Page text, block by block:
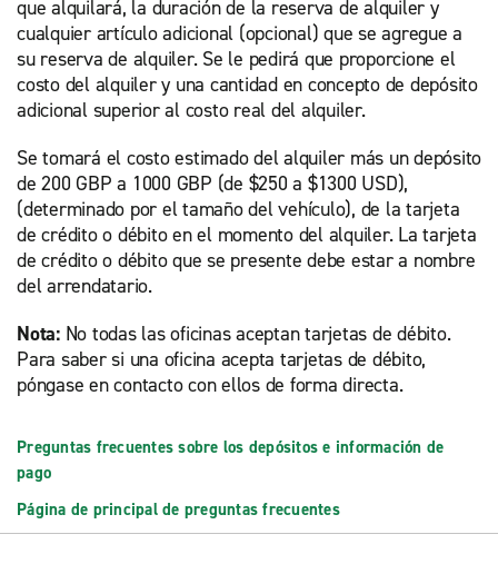
que alquilará, la duración de la reserva de alquiler y
cualquier artículo adicional (opcional) que se agregue a
su reserva de alquiler. Se le pedirá que proporcione el
costo del alquiler y una cantidad en concepto de depósito
adicional superior al costo real del alquiler.
Se tomará el costo estimado del alquiler más un depósito
de 200 GBP a 1000 GBP (de $250 a $1300 USD),
(determinado por el tamaño del vehículo), de la tarjeta
de crédito o débito en el momento del alquiler. La tarjeta
de crédito o débito que se presente debe estar a nombre
del arrendatario.
Nota:No todas las oficinas aceptan tarjetas de débito.
Para saber si una oficina acepta tarjetas de débito,
póngase en contacto con ellos de forma directa.
Preguntas frecuentes sobre los depósitos e información de
pago
Página de principal de preguntas frecuentes